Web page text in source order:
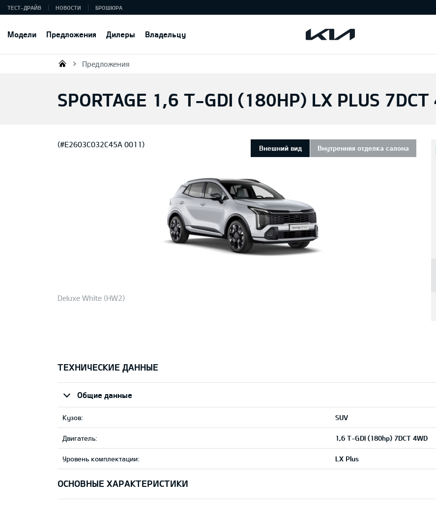
Модели Предложения Дилеры Владельцу
ТЕСТ-ДРАЙВ НОВОСТИ БРОШЮРА
KIA AUTO AS
Предложения
SPORTAGE 1,6 T-GDI (180HP) LX PLUS 7DCT
Внешний вид Внутренняя отделка салона
(#E2603C032C45A 0011)
Deluxe White (HW2)
ТЕХНИЧЕСКИЕ ДАННЫЕ
Общие данные
Кузов: SUV
Двигатель: 1,6 T-GDI (180hp) 7DCT 4WD
Уровень комплектации: LX Plus
ОСНОВНЫЕ ХАРАКТЕРИСТИКИ